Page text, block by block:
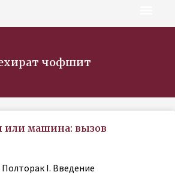
чофшит
или машина: вызов
I. Введение